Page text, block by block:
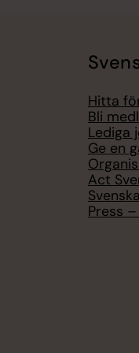
Hitta
Bli
Lediga
Ge en
Act
Press